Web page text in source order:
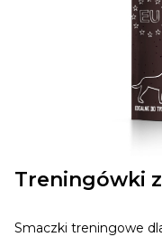
Treningówki
Smaczki treningowe